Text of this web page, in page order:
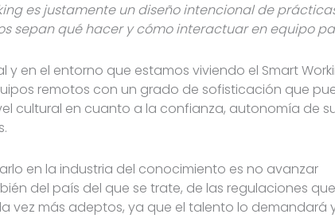
es justamente un diseño intencional de
sepan qué hacer y cómo interactuar en equipo
y en el entorno que estamos viviendo el Smart
remotos con un grado de sofisticación que
cultural en cuanto a la confianza, autonomía de
en la industria del conocimiento es no avanzar
del país del que se trate, de las regulaciones
vez más adeptos, ya que el talento lo demandará